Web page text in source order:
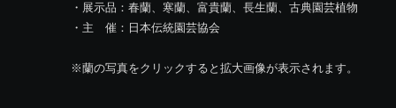
・展示品：春蘭、寒蘭、富貴蘭、長生蘭、古典園芸植物
・主 催：日本伝統園芸協会
※蘭の写真をクリックすると拡大画像が表示されます。